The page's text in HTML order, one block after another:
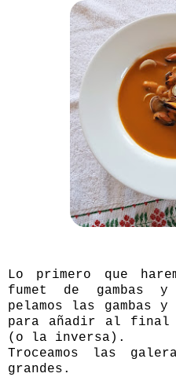
Lo primero que
fumet de gambas
pelamos las gambas y
para añadir al
(o la inversa).
Troceamos las
grandes.